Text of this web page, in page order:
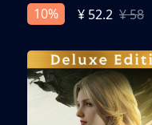
10%
¥ 52.2 ¥ 58